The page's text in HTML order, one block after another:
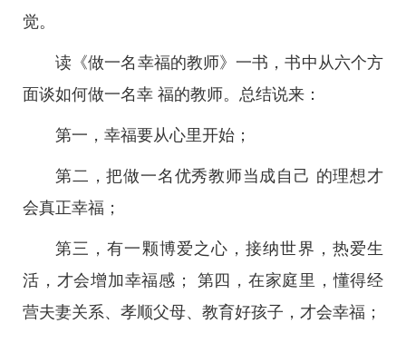
觉。
读《做一名幸福的教师》一书，书中从六个方
面谈如何做一名幸 福的教师。总结说来：
第一，幸福要从心里开始；
第二，把做一名优秀教师当成自己 的理想才
会真正幸福；
第三，有一颗博爱之心，接纳世界，热爱生
活，才会增加幸福感； 第四，在家庭里，懂得经
营夫妻关系、孝顺父母、教育好孩子，才会幸福；